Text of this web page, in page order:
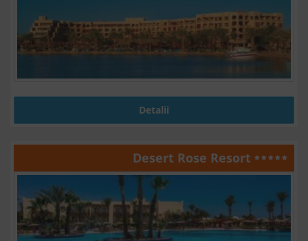
Detalii
Desert Rose Resort